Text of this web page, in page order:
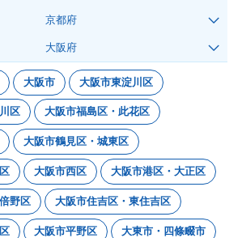
京都府
大阪府
大阪市 大阪市東淀川区
区 大阪市福島区・此花区
大阪市鶴見区・城東区
大阪市西区 大阪市港区・大正区
野区 大阪市住吉区・東住吉区
大阪市平野区 大東市・四條畷市